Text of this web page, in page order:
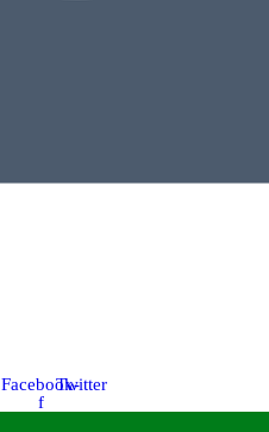
Facebook-
f
Twitter